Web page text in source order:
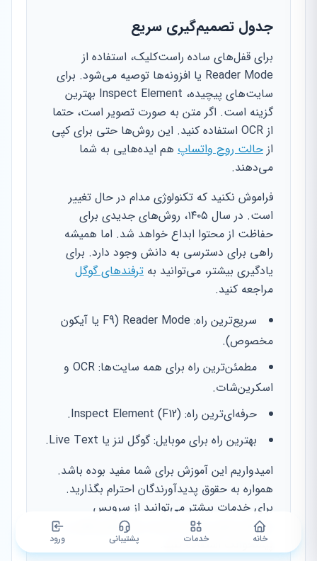
جدول تصمیم‌گیری سریع
برای قفل‌های ساده راست‌کلیک، استفاده از
Reader Mode یا افزونه‌ها توصیه می‌شود. برای
سایت‌های پیچیده، Inspect Element بهترین
گزینه است. اگر متن به صورت تصویر است، حتما
از OCR استفاده کنید. این روش‌ها حتی برای کپی
از حالت روح واتساپ هم ایده‌هایی به شما
می‌دهند.
فراموش نکنید که تکنولوژی مدام در حال تغییر
است. در سال ۱۴۰۵، روش‌های جدیدی برای
حفاظت از محتوا ابداع خواهد شد. اما همیشه
راهی برای دسترسی به دانش وجود دارد. برای
یادگیری بیشتر، می‌توانید به ترفندهای گوگل
مراجعه کنید.
سریع‌ترین راه: Reader Mode (F9 یا آیکون
مخصوص).
مطمئن‌ترین راه برای همه سایت‌ها: OCR و
اسکرین‌شات.
حرفه‌ای‌ترین راه: Inspect Element (F12).
بهترین راه برای موبایل: گوگل لنز یا Live Text.
امیدواریم این آموزش برای شما مفید بوده باشد.
همواره به حقوق پدیدآورندگان احترام بگذارید.
برای خدمات بیشتر می‌توانید از سرویس
سیم‌کارت‌های به‌نام یا لیست پلاک‌های فعال در
پیشخوانک استفاده کنید.
خانه خدمات پشتیبانی ورود